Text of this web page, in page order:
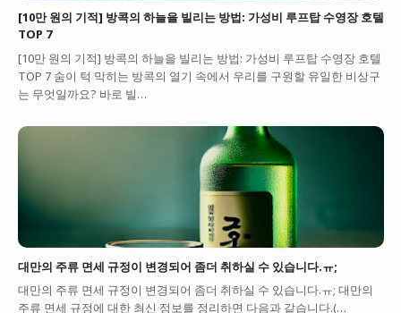
[10만 원의 기적] 방콕의 하늘을 빌리는 방법: 가성비 루프탑 수영장 호텔
TOP 7
[10만 원의 기적] 방콕의 하늘을 빌리는 방법: 가성비 루프탑 수영장 호텔
TOP 7 숨이 턱 막히는 방콕의 열기 속에서 우리를 구원할 유일한 비상구
는 무엇일까요? 바로 빌…
대만의 주류 면세 규정이 변경되어 좀더 취하실 수 있습니다.ㅠ;
대만의 주류 면세 규정이 변경되어 좀더 취하실 수 있습니다.ㅠ; 대만의
주류 면세 규정에 대한 최신 정보를 정리하면 다음과 같습니다.(…